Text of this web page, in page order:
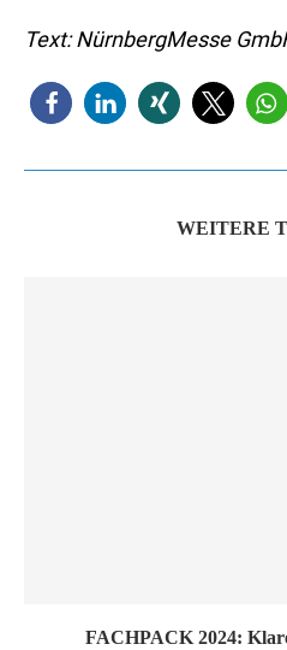
Text: NürnbergMesse
WEITERE
FACHPACK 2024: